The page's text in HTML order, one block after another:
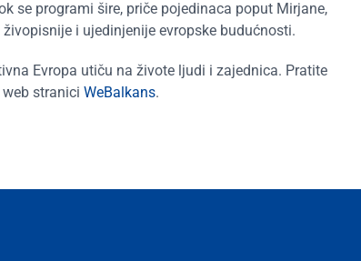
se programi šire, priče pojedinaca poput Mirjane,
i ujedinjenije evropske budućnosti.
Evropa utiču na živote ljudi i zajednica. Pratite
stranici WeBalkans.